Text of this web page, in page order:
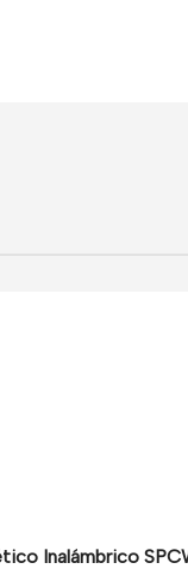
Inalámbrico